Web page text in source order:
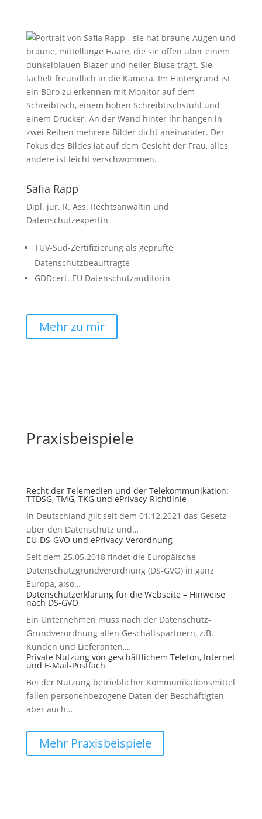
Safia Rapp
Dipl. jur. R. Ass. Rechtsanwältin und
Datenschutzexpertin
TÜV-Süd-Zertifizierung als geprüfte
Datenschutzbeauftragte
GDDcert. EU Datenschutzauditorin
Mehr zu mir
Praxisbeispiele
Recht der Telemedien und der Telekommunikation:
TTDSG, TMG, TKG und ePrivacy-Richtlinie
In Deutschland gilt seit dem 01.12.2021 das Gesetz
über den Datenschutz und…
EU-DS-GVO und ePrivacy-Verordnung
Seit dem 25.05.2018 findet die Europäische
Datenschutzgrundverordnung (DS-GVO) in ganz
Europa, also…
Datenschutzerklärung für die Webseite – Hinweise
nach DS-GVO
Ein Unternehmen muss nach der Datenschutz-
Grundverordnung allen Geschäftspartnern, z.B.
Kunden und Lieferanten,…
Private Nutzung von geschäftlichem Telefon, Internet
und E-Mail-Postfach
Bei der Nutzung betrieblicher Kommunikationsmittel
fallen personenbezogene Daten der Beschäftigten,
aber auch…
Mehr Praxisbeispiele